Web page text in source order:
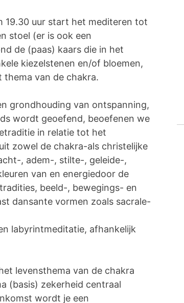
19.30 uur start het mediteren tot
stoel (er is ook een
de (paas) kaars die in het
kiezelstenen en/of bloemen,
thema van de chakra.
grondhouding van ontspanning,
wordt geoefend, beoefenen we
in relatie tot het
zowel de chakra-als christelijke
, adem-, stilte-, geleide-,
van en energiedoor de
beeld-, bewegings- en
dansante vormen zoals sacrale-
labyrintmeditatie, afhankelijk
levensthema van de chakra
(basis) zekerheid centraal
wordt je een